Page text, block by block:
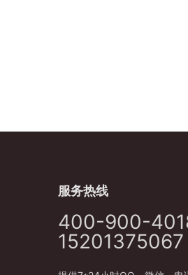
服务热线
400-900-
15201375067